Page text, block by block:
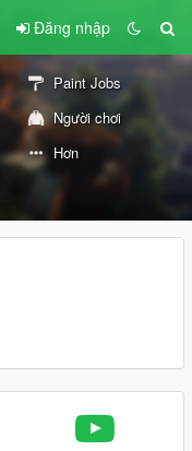
Đăng nhập
Paint Jobs
Người chơi
Hơn